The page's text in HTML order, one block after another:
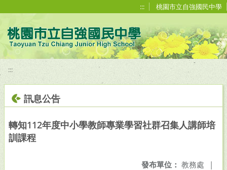
::: 桃園市立自強國民中學
:::
訊息公告
轉知112年度中小學教師專業學習社群召集人講師培
訓課程
發布單位： 教務處 |